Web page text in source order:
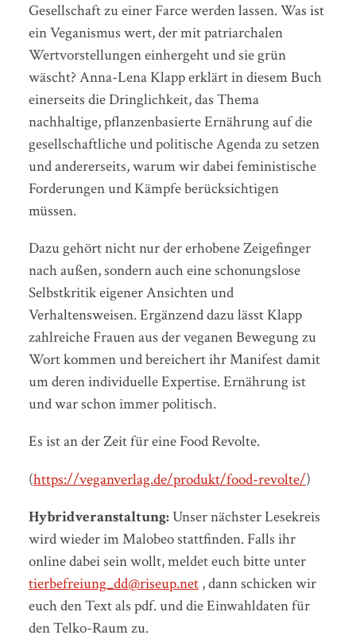
Gesellschaft zu einer Farce werden lassen.Was ist
ein Veganismus wert, der mit patriarchalen
Wertvorstellungen einhergeht und sie grün
wäscht? Anna-Lena Klapp erklärt in diesem Buch
einerseits die Dringlichkeit, das Thema
nachhaltige,pflanzenbasierte Ernährung auf die
gesellschaftliche und politische Agenda zu setzen
undandererseits, warum wir dabei feministische
Forderungen und Kämpfe berücksichtigen
müssen.
Dazu gehört nicht nur der erhobene Zeigefinger
nach außen, sondern auch eine schonungslose
Selbstkritik eigener Ansichten und
Verhaltensweisen. Ergänzend dazu lässt Klapp
zahlreiche Frauen aus der veganen Bewegung zu
Wort kommen und bereichert ihr Manifest damit
um deren individuelle Expertise. Ernährung ist
und war schon immer politisch.
Es ist an der Zeit für eine Food Revolte.
(https://veganverlag.de/produkt/food-revolte/)
Hybridveranstaltung:Unser nächster Lesekreis
wird wieder im Malobeo stattfinden. Falls ihr
online dabei sein wollt, meldet euch bitte unter
tierbefreiung_dd@riseup.net, dann schicken wir
euch den Text als pdf. und die Einwahldaten für
den Telko-Raum zu.